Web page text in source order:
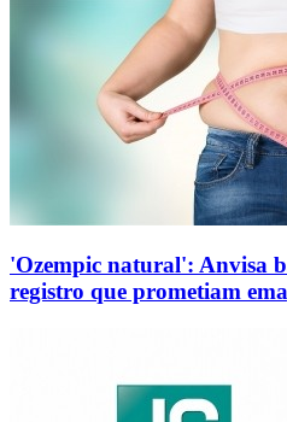
'Ozempic natural': Anvisa
registro que prometiam